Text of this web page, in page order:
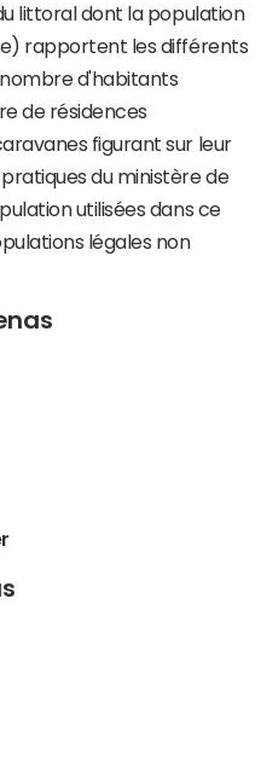
littoral dont la population
rapportent les différents
d'habitants
de résidences
figurant sur leur
du ministère de
utilisées dans ce
légales non